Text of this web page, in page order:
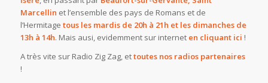
Marcellin et l’ensemble des pays de Romans et de
l’Hermitage tous les mardis de 20h à 21h et les dimanches de
13h à 14h. Mais ausi, evidemment sur internet en cliquant ici !
A très vite sur Radio Zig Zag, ettoutes nos radios partenaires
!